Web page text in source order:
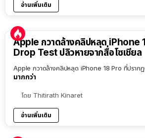
อ่านเพิ่มเติม
Apple กวาดล้างคลิปหลุด iPhone
Drop Test ปลิวหายจากสื่อโซเชียล
Apple กวาดล้างคลิปหลุด iPhone 18 Pro ที่ปราก
มากกว่า
โดย Thitirath Kinaret
อ่านเพิ่มเติม